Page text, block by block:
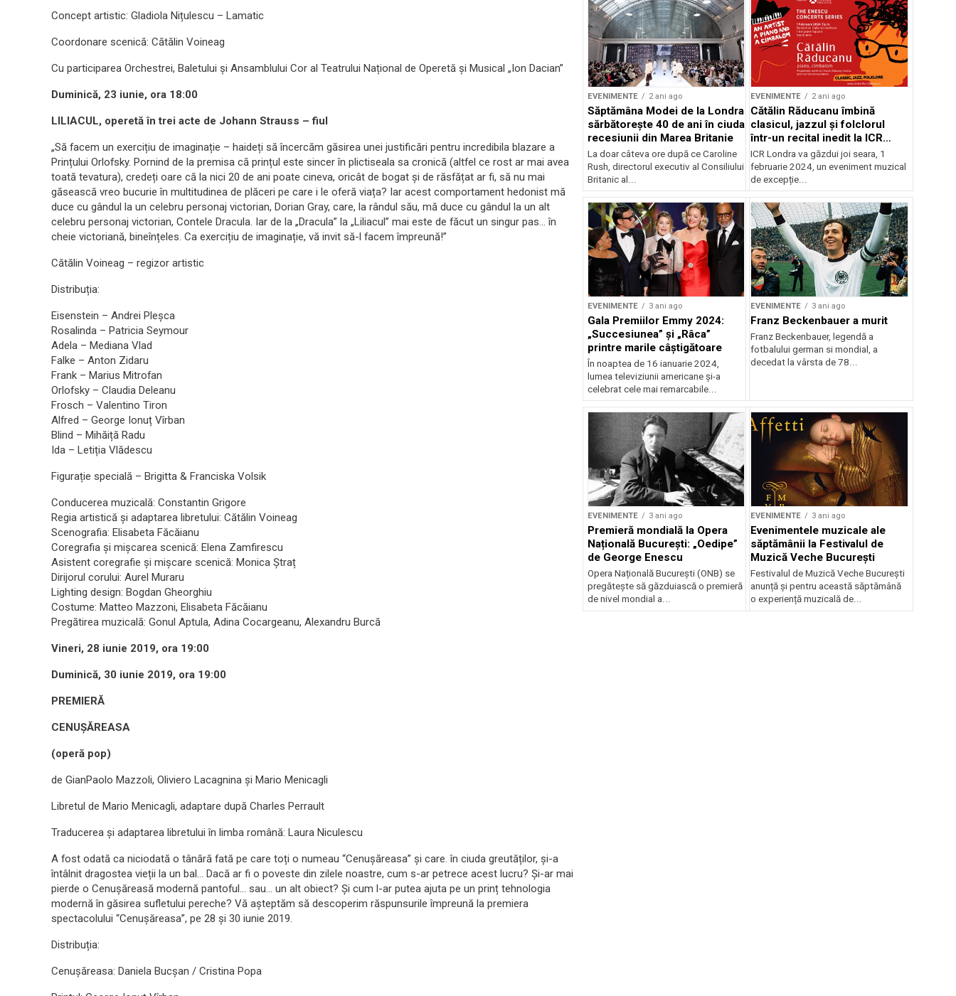
Concept artistic: Gladiola Nițulescu – Lamatic
Coordonare scenică: Cătălin Voineag
Cu participarea Orchestrei, Baletului și Ansamblului Cor al Teatrului Național de Operetă și Musical „Ion Dacian”
Duminică, 23 iunie, ora 18:00
LILIACUL, operetă în trei acte de Johann Strauss – fiul
„Să facem un exercițiu de imaginație – haideți să încercăm găsirea unei justificări pentru incredibila blazare a
Prințului Orlofsky. Pornind de la premisa că prințul este sincer în plictiseala sa cronică (altfel ce rost ar mai avea
toată tevatura), credeți oare că la nici 20 de ani poate cineva, oricât de bogat și de răsfățat ar fi, să nu mai
găsească vreo bucurie în multitudinea de plăceri pe care i le oferă viața? Iar acest comportament hedonist mă
duce cu gândul la un celebru personaj victorian, Dorian Gray, care, la rândul său, mă duce cu gândul la un alt
celebru personaj victorian, Contele Dracula. Iar de la „Dracula” la „Liliacul” mai este de făcut un singur pas… în
cheie victoriană, bineînțeles. Ca exercițiu de imaginație, vă invit să-l facem împreună!”
Cătălin Voineag – regizor artistic
Distribuția:
Eisenstein – Andrei Pleșca
Rosalinda – Patricia Seymour
Adela – Mediana Vlad
Falke – Anton Zidaru
Frank – Marius Mitrofan
Orlofsky – Claudia Deleanu
Frosch – Valentino Tiron
Alfred – George Ionuț Vîrban
Blind – Mihăiță Radu
Ida – Letiția Vlădescu
Figurație specială – Brigitta & Franciska Volsik
Conducerea muzicală: Constantin Grigore
Regia artistică și adaptarea libretului: Cătălin Voineag
Scenografia: Elisabeta Făcăianu
Coregrafia și mișcarea scenică: Elena Zamfirescu
Asistent coregrafie și mișcare scenică: Monica Ștraț
Dirijorul corului: Aurel Muraru
Lighting design: Bogdan Gheorghiu
Costume: Matteo Mazzoni, Elisabeta Făcăianu
Pregătirea muzicală: Gonul Aptula, Adina Cocargeanu, Alexandru Burcă
Vineri, 28 iunie 2019, ora 19:00
Duminică, 30 iunie 2019, ora 19:00
PREMIERĂ
CENUȘĂREASA
(operă pop)
de GianPaolo Mazzoli, Oliviero Lacagnina și Mario Menicagli
Libretul de Mario Menicagli, adaptare după Charles Perrault
Traducerea și adaptarea libretului în limba română: Laura Niculescu
A fost odată ca niciodată o tânără fată pe care toți o numeau “Cenușăreasa” și care. în ciuda greutăților, și-a
întâlnit dragostea vieții la un bal… Dacă ar fi o poveste din zilele noastre, cum s-ar petrece acest lucru? Și-ar mai
pierde o Cenușăreasă modernă pantoful… sau… un alt obiect? Și cum l-ar putea ajuta pe un prinț tehnologia
modernă în găsirea sufletului pereche? Vă așteptăm să descoperim răspunsurile împreună la premiera
spectacolului “Cenușăreasa”, pe 28 și 30 iunie 2019.
Distribuția:
Cenușăreasa: Daniela Bucșan / Cristina Popa
EVENIMENTE 2 ani ago
Săptămâna Modei de la Londra
sărbătorește 40 de ani în ciuda
recesiunii din Marea Britanie
La doar câteva ore după ce Caroline
Rush, directorul executiv al Consiliului
Britanic al...
EVENIMENTE 2 ani ago
Cătălin Răducanu îmbină
clasicul, jazzul și folclorul
într-un recital inedit la ICR
Londra
ICR Londra va găzdui joi seara, 1
februarie 2024, un eveniment muzical
de excepție...
EVENIMENTE 3 ani ago
Gala Premiilor Emmy 2024:
„Succesiunea” și „Râca”
printre marile câștigătoare
În noaptea de 16 ianuarie 2024,
lumea televiziunii americane și-a
celebrat cele mai remarcabile...
EVENIMENTE 3 ani ago
Franz Beckenbauer a murit
Franz Beckenbauer, legendă a
fotbalului german si mondial, a
decedat la vârsta de 78...
EVENIMENTE 3 ani ago
Premieră mondială la Opera
Națională București: „Oedipe”
de George Enescu
Opera Națională București (ONB) se
pregătește să găzduiască o premieră
de nivel mondial a...
EVENIMENTE 3 ani ago
Evenimentele muzicale ale
săptămânii la Festivalul de
Muzică Veche București
Festivalul de Muzică Veche București
anunță și pentru această săptămână
o experiență muzicală de...